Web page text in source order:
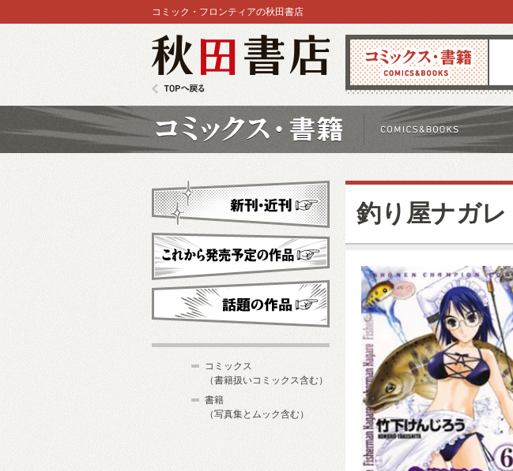
コミックス 雑誌
コミック・フロンティアの秋田書店
釣り屋ナガレ
新刊・近刊
これから発売予定
コミックス
（書籍扱いコミックス含む）
書籍
（写真集とムック含む）